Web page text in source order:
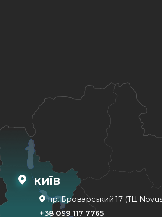
КИЇВ
пр. Броварський 17 (ТЦ
+38 099 117 7765